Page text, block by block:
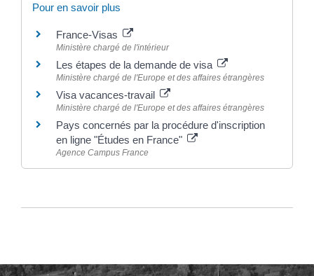
Pour en savoir plus
France-Visas
Ministère chargé de l'intérieur
Les étapes de la demande de visa
Ministère chargé de l'Europe et des affaires étrangères
Visa vacances-travail
Ministère chargé de l'Europe et des affaires étrangères
Pays concernés par la procédure d'inscription
en ligne "Études en France"
Agence Campus France